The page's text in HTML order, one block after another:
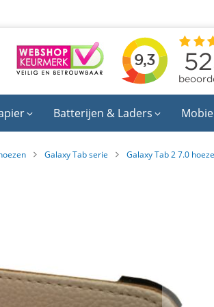
Batterijen & Laders
Galaxy Tab serie Galaxy Tab 2 7.0